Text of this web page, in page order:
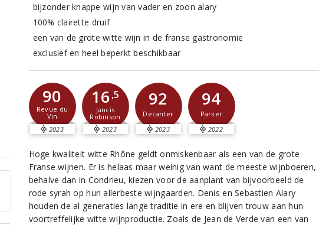
bijzonder knappe wijn van vader en zoon alary
100% clairette druif
een van de grote witte wijn in de franse gastronomie
exclusief en heel beperkt beschikbaar
90
Revue du
Vin
2023
16,5
Jancis
Robinson
2023
92
Decanter
2023
94
Parker
2022
Hoge kwaliteit witte Rhône geldt onmiskenbaar als een van de grote
Franse wijnen. Er is helaas maar weinig van want de meeste wijnboeren,
behalve dan in Condrieu, kiezen voor de aanplant van bijvoorbeeld de
rode syrah op hun allerbeste wijngaarden. Denis en Sebastien Alary
houden de al generaties lange traditie in ere en blijven trouw aan hun
voortreffelijke witte wijnproductie. Zoals de Jean de Verde van een van